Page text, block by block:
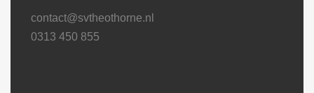
contact@svtheothorne.nl
0313 450 855